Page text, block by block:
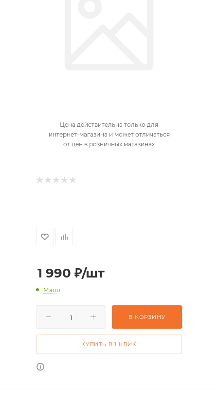
Цена действительна только для
интернет-магазина и может отличаться
от цен в розничных магазинах
1 990 ₽/шт
Мало
В КОРЗИНУ
КУПИТЬ В 1 КЛИК